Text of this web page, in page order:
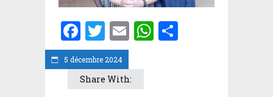
5 décembre 2024
Facebook
Twitter
EmailWhatsApp
Share With: